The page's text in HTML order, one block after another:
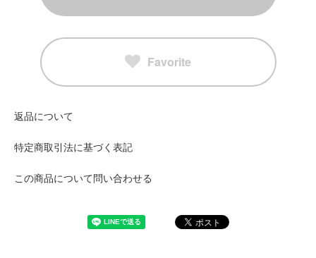
Favorite
返品について
特定商取引法に基づく表記
この商品について問い合わせる